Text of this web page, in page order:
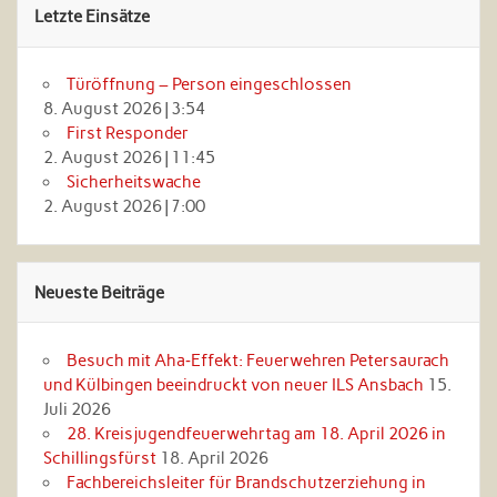
Letzte Einsätze
Türöffnung – Person eingeschlossen
8. August 2026| 3:54
First Responder
2. August 2026| 11:45
Sicherheitswache
2. August 2026| 7:00
Neueste Beiträge
Besuch mit Aha‑Effekt: Feuerwehren Petersaurach
und Külbingen beeindruckt von neuer ILS Ansbach 15.
Juli 2026
28. Kreisjugendfeuerwehrtag am 18. April 2026 in
Schillingsfürst 18. April 2026
Fachbereichsleiter für Brandschutzerziehung in